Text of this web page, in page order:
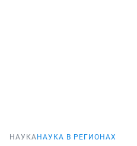
НАУКА НАУКА В РЕГИОНАХ